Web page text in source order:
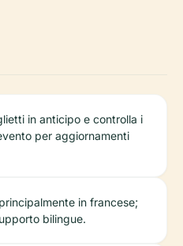
in anticipo e controlla i
per aggiornamenti
in francese;
bilingue.